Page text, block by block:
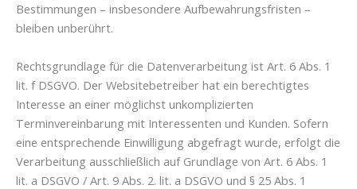
Bestimmungen – insbesondere Aufbewahrungsfristen –
bleiben unberührt.
Rechtsgrundlage für die Datenverarbeitung ist Art. 6 Abs. 1
lit. f DSGVO. Der Websitebetreiber hat ein berechtigtes
Interesse an einer möglichst unkomplizierten
Terminvereinbarung mit Interessenten und Kunden. Sofern
eine entsprechende Einwilligung abgefragt wurde, erfolgt die
Verarbeitung ausschließlich auf Grundlage von Art. 6 Abs. 1
lit. a DSGVO / Art. 9 Abs. 2. lit. a DSGVO und § 25 Abs. 1